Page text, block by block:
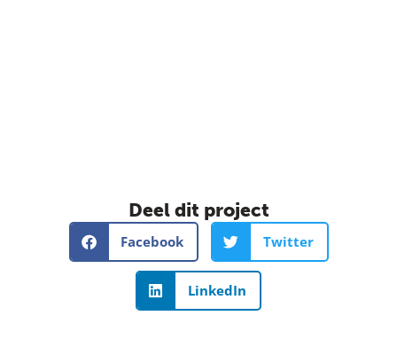
Deel dit project
Facebook Twitter
LinkedIn